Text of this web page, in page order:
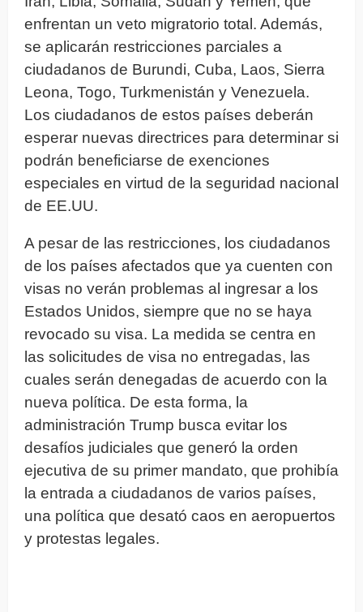
enfrentan un veto migratorio total. Además,
se aplicarán restricciones parciales a
ciudadanos de Burundi, Cuba, Laos, Sierra
Leona, Togo, Turkmenistán y Venezuela.
Los ciudadanos de estos países deberán
esperar nuevas directrices para determinar si
podrán beneficiarse de exenciones
especiales en virtud de la seguridad nacional
de EE.UU.
A pesar de las restricciones, los ciudadanos
de los países afectados que ya cuenten con
visas no verán problemas al ingresar a los
Estados Unidos, siempre que no se haya
revocado su visa. La medida se centra en
las solicitudes de visa no entregadas, las
cuales serán denegadas de acuerdo con la
nueva política. De esta forma, la
administración Trump busca evitar los
desafíos judiciales que generó la orden
ejecutiva de su primer mandato, que prohibía
la entrada a ciudadanos de varios países,
una política que desató caos en aeropuertos
y protestas legales.